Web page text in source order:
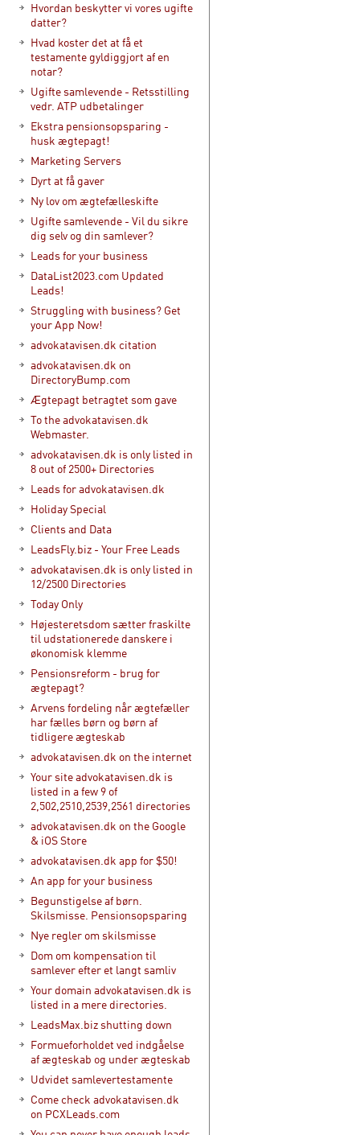
Hvordan beskytter vi vores ugifte
datter?
Hvad koster det at få et
testamente gyldiggjort af en
notar?
Ugifte samlevende - Retsstilling
vedr. ATP udbetalinger
Ekstra pensionsopsparing -
husk ægtepagt!
Marketing Servers
Dyrt at få gaver
Ny lov om ægtefælleskifte
Ugifte samlevende - Vil du sikre
dig selv og din samlever?
Leads for your business
DataList2023.com Updated
Leads!
Struggling with business? Get
your App Now!
advokatavisen.dk citation
advokatavisen.dk on
DirectoryBump.com
Ægtepagt betragtet som gave
To the advokatavisen.dk
Webmaster.
advokatavisen.dk is only listed in
8 out of 2500+ Directories
Leads for advokatavisen.dk
Holiday Special
Clients and Data
LeadsFly.biz - Your Free Leads
advokatavisen.dk is only listed in
12/2500 Directories
Today Only
Højesteretsdom sætter fraskilte
til udstationerede danskere i
økonomisk klemme
Pensionsreform - brug for
ægtepagt?
Arvens fordeling når ægtefæller
har fælles børn og børn af
tidligere ægteskab
advokatavisen.dk on the internet
Your site advokatavisen.dk is
listed in a few 9 of
2,502,2510,2539,2561 directories
advokatavisen.dk on the Google
& iOS Store
advokatavisen.dk app for $50!
An app for your business
Begunstigelse af børn.
Skilsmisse. Pensionsopsparing
Nye regler om skilsmisse
Dom om kompensation til
samlever efter et langt samliv
Your domain advokatavisen.dk is
listed in a mere directories.
LeadsMax.biz shutting down
Formueforholdet ved indgåelse
af ægteskab og under ægteskab
Udvidet samlevertestamente
Come check advokatavisen.dk
on PCXLeads.com